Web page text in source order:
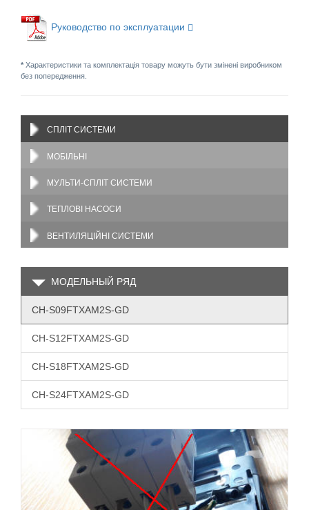
Руководство по эксплуатации
* Характеристики та комплектація товару можуть бути змінені виробником
без попередження.
СПЛІТ СИСТЕМИ
МОБІЛЬНІ
МУЛЬТИ-СПЛІТ СИСТЕМИ
ТЕПЛОВІ НАСОСИ
ВЕНТИЛЯЦІЙНІ СИСТЕМИ
МОДЕЛЬНЫЙ РЯД
CH-S09FTXAM2S-GD
CH-S12FTXAM2S-GD
CH-S18FTXAM2S-GD
CH-S24FTXAM2S-GD